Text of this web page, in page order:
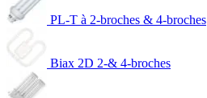
PL-T à 2-broches & 4-broches
Biax 2D 2-& 4-broches